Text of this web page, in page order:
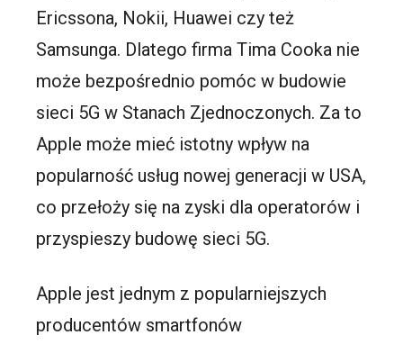
Ericssona, Nokii, Huawei czy też
Samsunga. Dlatego firma Tima Cooka nie
może bezpośrednio pomóc w budowie
sieci 5G w Stanach Zjednoczonych. Za to
Apple może mieć istotny wpływ na
popularność usług nowej generacji w USA,
co przełoży się na zyski dla operatorów i
przyspieszy budowę sieci 5G.
Apple jest jednym z popularniejszych
producentów smartfonów